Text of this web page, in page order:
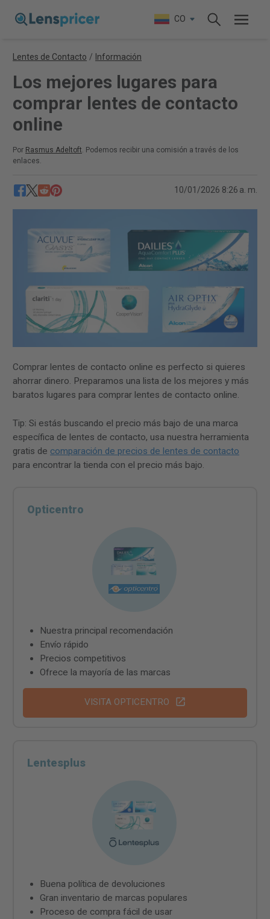
CO
Lentes de Contacto / Información
Los mejores lugares para
comprar lentes de contacto
online
Por Rasmus Adeltoft. Podemos recibir una comisión a través de los
enlaces.
10/01/2026 8:26 a. m.
Comprar lentes de contacto online es perfecto si quieres
ahorrar dinero. Preparamos una lista de los mejores y más
baratos lugares para comprar lentes de contacto online.
Tip: Si estás buscando el precio más bajo de una marca
específica de lentes de contacto, usa nuestra herramienta
gratis de comparación de precios de lentes de contacto
para encontrar la tienda con el precio más bajo.
Opticentro
Nuestra principal recomendación
Envío rápido
Precios competitivos
Ofrece la mayoría de las marcas
VISITA OPTICENTRO
Lentesplus
Buena política de devoluciones
Gran inventario de marcas populares
Proceso de compra fácil de usar